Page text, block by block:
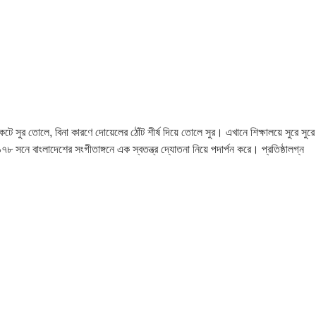
তোলে, বিনা কারণে দোয়েলের ঠোঁট শীর্ষ দিয়ে তোলে সুর। এখানে শিক্ষালয়ে সুরে সুরে
বাংলাদেশের সংগীতাঙ্গনে এক স্বতন্ত্র দ্যোতনা নিয়ে পদার্পন করে। প্রতিষ্ঠালগ্ন